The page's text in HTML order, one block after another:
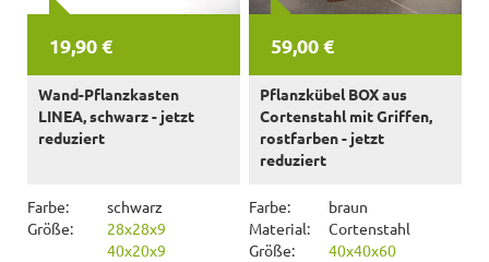
19,90 €
Wand-Pflanzkasten
LINEA, schwarz - jetzt
reduziert
Farbe:
schwarz
Größe:
28x28x9
40x20x9
59,00 €
Pflanzkübel BOX aus
Cortenstahl mit Griffen,
rostfarben - jetzt
reduziert
Farbe:
braun
Material:
Cortenstahl
Größe:
40x40x60